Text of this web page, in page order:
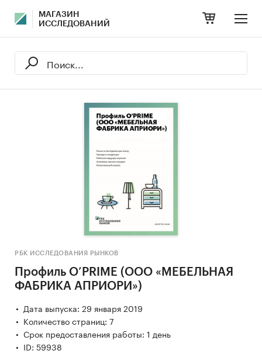
МАГАЗИН
ИССЛЕДОВАНИЙ
РБК ИССЛЕДОВАНИЯ РЫНКОВ
Профиль O’PRIME (ООО «МЕБЕЛЬНАЯ
ФАБРИКА АПРИОРИ»)
Дата выпуска: 29 января 2019
Количество страниц: 7
Срок предоставления работы: 1 день
ID: 59938